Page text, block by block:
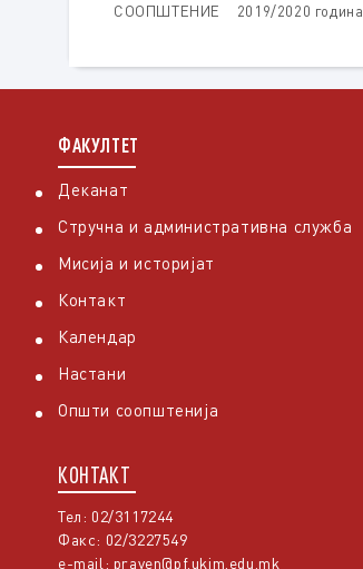
СООПШТЕНИЕ
2019/2020 година
ФАКУЛТЕТ
Деканат
Стручна и административна служба
Мисија и историјат
Контакт
Календар
Настани
Општи соопштенија
КОНТАКТ
Тел: 02/3117244
Факс: 02/3227549
e-mail: praven@pf.ukim.edu.mk